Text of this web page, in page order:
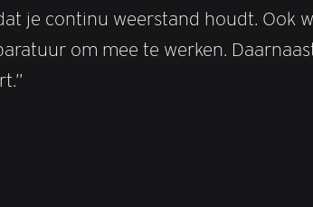
je continu weerstand houdt. Ook
om mee te werken.